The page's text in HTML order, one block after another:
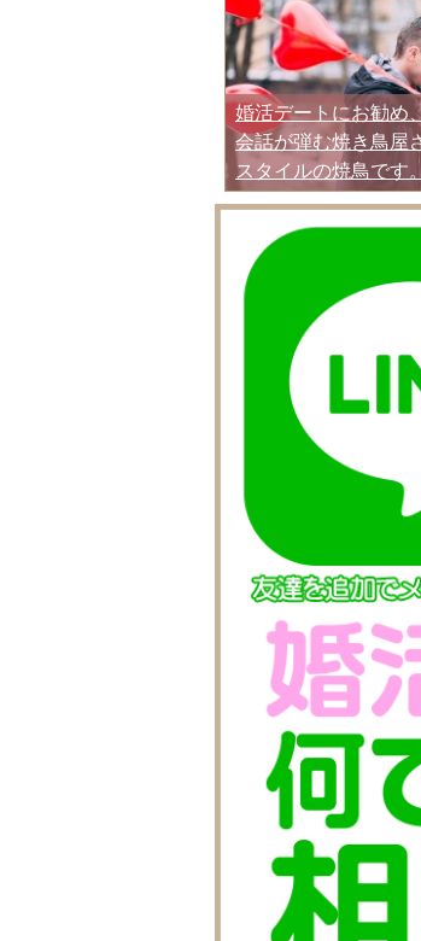
婚活デートにお勧め
会話が弾む焼き鳥屋
スタイルの焼鳥です。